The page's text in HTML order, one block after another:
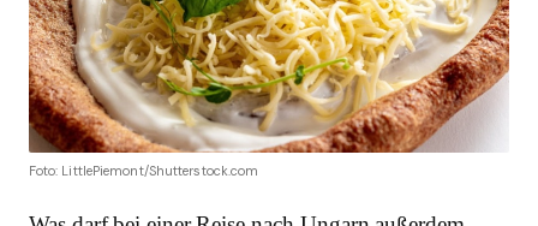
Foto: LittlePiemont/Shutterstock.com